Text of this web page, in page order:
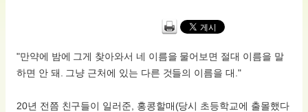
"만약에 밤에 그게 찾아와서 네 이름을 물어보면 절대 이름을 말
하면 안 돼. 그냥 근처에 있는 다른 것들의 이름을 대."
20년 전쯤 친구들이 일러준, 홍콩할매(당시 초등학교에 출몰했다